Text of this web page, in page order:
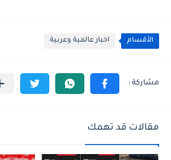
الأقسام اخبار عالمية وعربية
مقالات قد تهمك